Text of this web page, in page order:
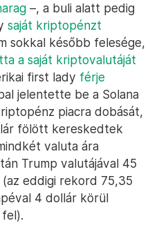
–, a buli alatt pedig
saját kriptopénzt
sokkal később felesége,
a saját kriptovalutáját
first lady férje
jelentette be a Solana
piacra dobását,
fölött kereskedtek
valuta ára
Trump valutájával 45
eddigi rekord 75,35
4 dollár körül